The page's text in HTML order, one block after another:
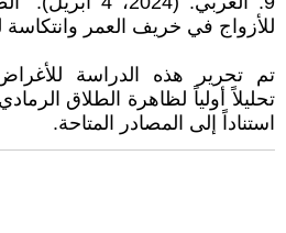
للأزواج في خريف العمر وانتكاسة
تم تحرير هذه الدراسة
تحليلاً أولياً لظاهرة الطلاق
استناداً إلى المصادر المتاحة.